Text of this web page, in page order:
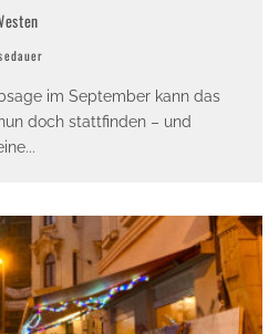
im September kann das
doch stattfinden – und
...